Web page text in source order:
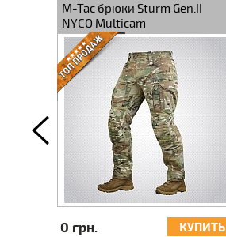
M-Tac брюки Sturm Gen.II
NYCO Multicam
0 грн. КУПИТЬ